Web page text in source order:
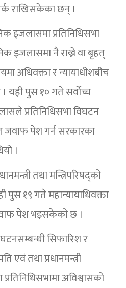
राखिसकेका छन् ।
इजलासमा प्रतिनिधिसभा
इजलासमा नै राख्ने वा बृहत्
अधिवक्ता र न्यायाधीशबीच
पुस १० गते सर्वोच्च
प्रतिनिधिसभा विघटन
जवाफ पेश गर्न सरकारका
।
तथा मन्त्रिपरिषद्को
पुस १९ गते महान्यायाधिवक्ता
पेश भइसकेको छ ।
सिफारिश र
एवं तथा प्रधानमन्त्री
अविश्वासको